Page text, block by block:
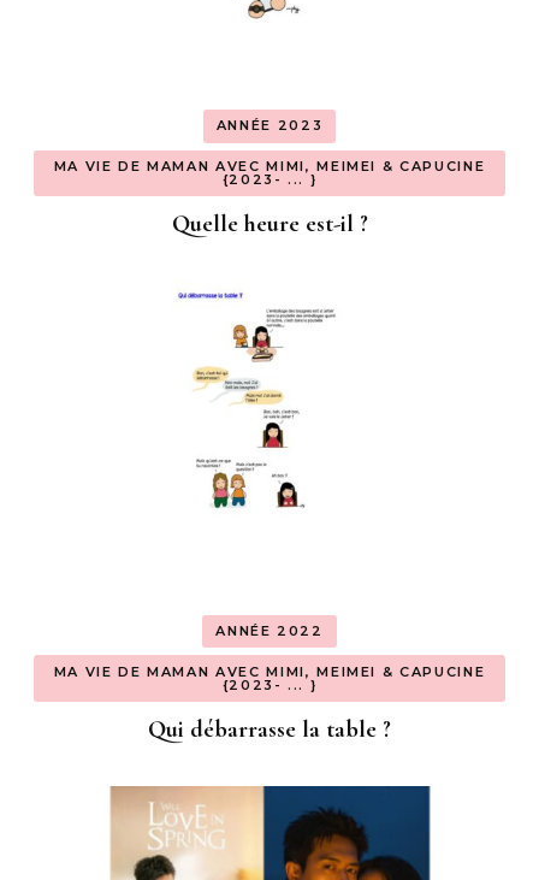
ANNÉE 2023
MA VIE DE MAMAN AVEC MIMI, MEIMEI & CAPUCINE
{2023- ... }
Quelle heure est-il ?
ANNÉE 2022
MA VIE DE MAMAN AVEC MIMI, MEIMEI & CAPUCINE
{2023- ... }
Qui débarrasse la table ?